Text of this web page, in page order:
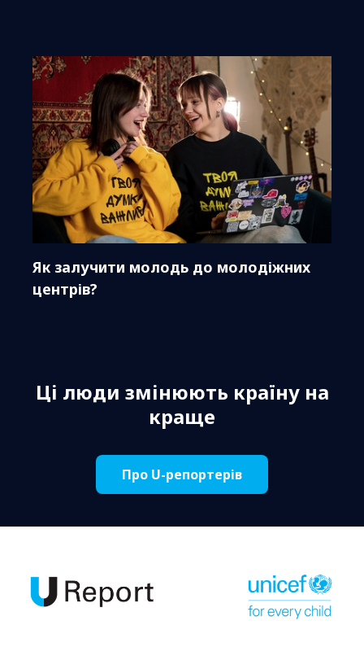
Як залучити молодь до молодіжних
центрів?
Ці люди змінюють країну на
краще
Про U-репортерів